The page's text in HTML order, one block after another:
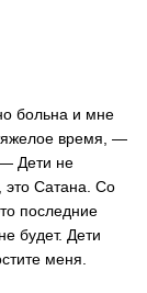
больна и мне
время, —
— Дети не
это Сатана. Со
последние
будет. Дети
меня.